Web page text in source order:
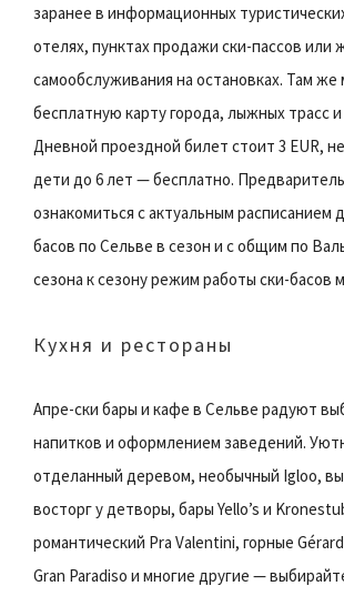
заранее в информационных
отелях, пунктах продажи ски-пассов или
самообслуживания на остановках. Там же
бесплатную карту города, лыжных трасс
Дневной проездной билет стоит 3 EUR,
дети до 6 лет — бесплатно.
ознакомиться с актуальным расписанием
басов по Сельве в сезон и с общим по
сезона к сезону режим работы ски-басов
Кухня и рестораны
Апре-ски бары и кафе в Сельве радуют
напитков и оформлением заведений.
отделанный деревом, необычный Igloo,
восторг у детворы, бары Yello’s и
романтический Pra Valentini, горные
Gran Paradiso и многие другие —